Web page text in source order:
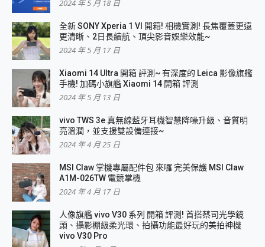
2024 年 5 月 18 日
全新 SONY Xperia 1 VI 開箱! 相機實測! 長焦覆蓋更遠
更清晰、2日長續航、頂尖影音娛樂效能~
2024 年 5 月 17 日
Xiaomi 14 Ultra 開箱 評測~ 有深度的 Leica 影像旗艦
手機! 加碼小旗艦 Xiaomi 14 開箱 評測
2024 年 5 月 13 日
vivo TWS 3e 真無線藍牙耳機智慧降噪升級、音質明
亮溫潤，並支援雙設備連接~
2024 年 4 月 25 日
MSI Claw 掌機專屬配件包 來囉 完美保護 MSI Claw
A1M-026TW 電競掌機
2024 年 4 月 17 日
人像旗艦 vivo V30 系列 開箱 評測! 首搭蔡司光學鏡
頭、攝影棚級柔光環、拍攝功能最好玩的美拍神機
vivo V30 Pro